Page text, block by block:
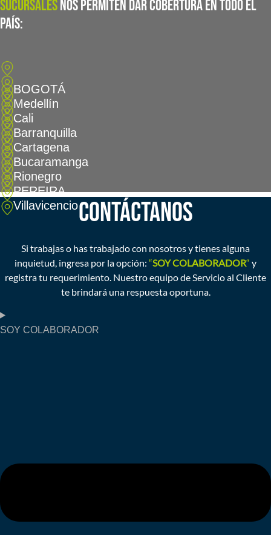
sucursalesnos permiten dar cobertura en todo el
país:
BOGOTÁ
Medellín
Cali
Barranquilla
Cartagena
Bucaramanga
Rionegro
PEREIRA
VillavicencioCONTÁCTANOS
Si trabajas o has trabajado con nosotros y tienes alguna
inquietud, ingresa por la opción: “SOY COLABORADOR“ y
registra tu requerimiento. Nuestro equipo de Servicio al Cliente
te brindará una respuesta oportuna.
SOY COLABORADOR